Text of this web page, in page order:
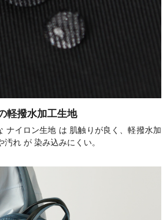
軽撥水加工生地
ナイロン生地 は 肌触りが良く、軽撥水加
れ が 染み込みにくい。